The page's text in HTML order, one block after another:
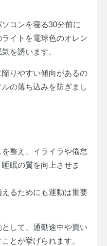
コンを寝る30分前に
イトを電球色のオレン
を誘います。
りやすい傾向があるの
の落ち込みを防ぎまし
整え、イライラや倦怠
眠の質を向上させま
るためにも運動は重要
して、通勤途中や買い
とが挙げられます。